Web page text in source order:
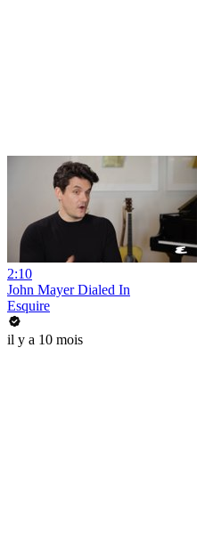
2:10
John Mayer Dialed In
Esquire
il y a 10 mois